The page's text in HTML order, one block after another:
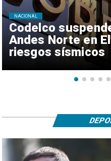
Codelco
Andes Norte en
riesgos sísmicos
NACIONAL